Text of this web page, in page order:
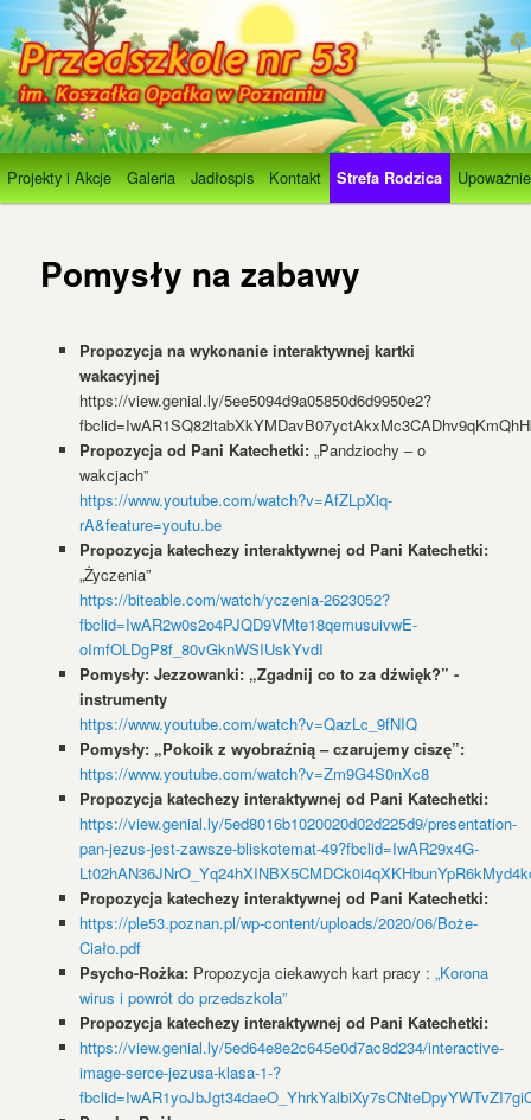
Otwórz pasek narzędzi
Przedszkole 53 im.Koszałka Opałka
Główne
menu
Przeskocz
tekstu
Projekty i Akcje Galeria Jadłospis Kontakt Strefa Rodzica
Pomysły na zabawy
Propozycja na wykonanie interaktywnej kartki
wakacyjnej
https://view.genial.ly/5ee5094d9a05850d6d9950e2?
Propozycja od Pani Katechetki:„Pandziochy – o
wakcjach”
https://www.youtube.com/watch?v=AfZLpXiq-
rA&feature=youtu.be
Propozycja katechezy interaktywnej od Pani Katechetki:
„Życzenia”
https://biteable.com/watch/yczenia-2623052?
fbclid=IwAR2w0s2o4PJQD9VMte18qemusuivwE-
oImfOLDgP8f_80vGknWSIUskYvdI
Pomysły: Jezzowanki: „Zgadnij co to za dźwięk?” -
instrumenty
https://www.youtube.com/watch?v=QazLc_9fNIQ
Pomysły: „Pokoik z wyobraźnią – czarujemy ciszę”:
https://www.youtube.com/watch?v=Zm9G4S0nXc8
Propozycja katechezy interaktywnej od Pani Katechetki:
https://view.genial.ly/5ed8016b1020020d02d225d9/presentation-
pan-jezus-jest-zawsze-bliskotemat-49?fbclid=IwAR29x4G-
Propozycja katechezy interaktywnej od Pani Katechetki:
https://ple53.poznan.pl/wp-content/uploads/2020/06/Boże-
Ciało.pdf
Psycho-Rożka: Propozycja ciekawych kart pracy : „Korona
wirus i powrót do przedszkola”
Propozycja katechezy interaktywnej od Pani Katechetki:
https://view.genial.ly/5ed64e8e2c645e0d7ac8d234/interactive-
image-serce-jezusa-klasa-1-?